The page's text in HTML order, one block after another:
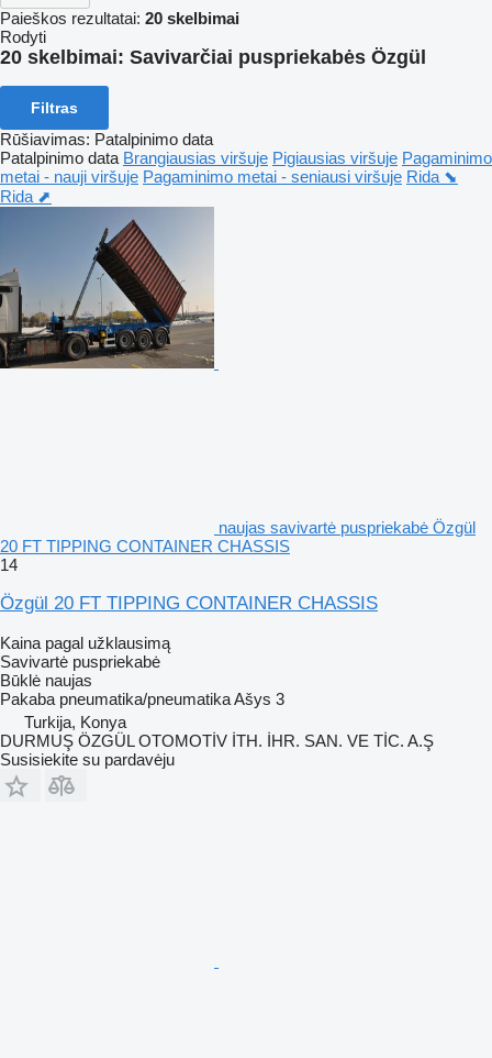
Paieškos rezultatai: 20 skelbimai
Rodyti
20 skelbimai: Savivarčiai puspriekabės Özgül
Filtras
Rūšiavimas: Patalpinimo data
Patalpinimo data Brangiausias viršuje Pigiausias viršuje Pagaminimo
metai - nauji viršuje Pagaminimo metai - seniausi viršuje Rida ⬊
Rida ⬈
naujas savivartė puspriekabė Özgül
20 FT TIPPING CONTAINER CHASSIS
14
Özgül 20 FT TIPPING CONTAINER CHASSIS
Kaina pagal užklausimą
Savivartė puspriekabė
Būklė naujas
Pakaba pneumatika/pneumatikaAšys 3
Turkija, Konya
DURMUŞ ÖZGÜL OTOMOTİV İTH. İHR. SAN. VE TİC. A.Ş
Susisiekite su pardavėju